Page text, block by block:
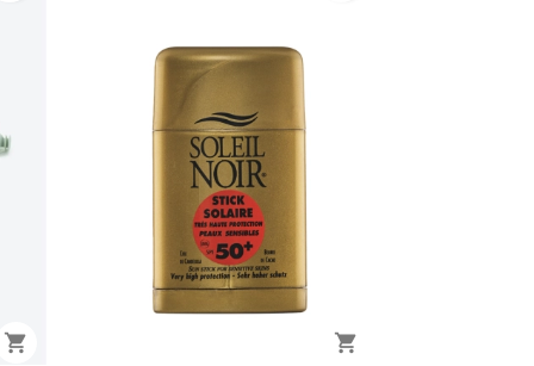
shopping_cart shopping_cart